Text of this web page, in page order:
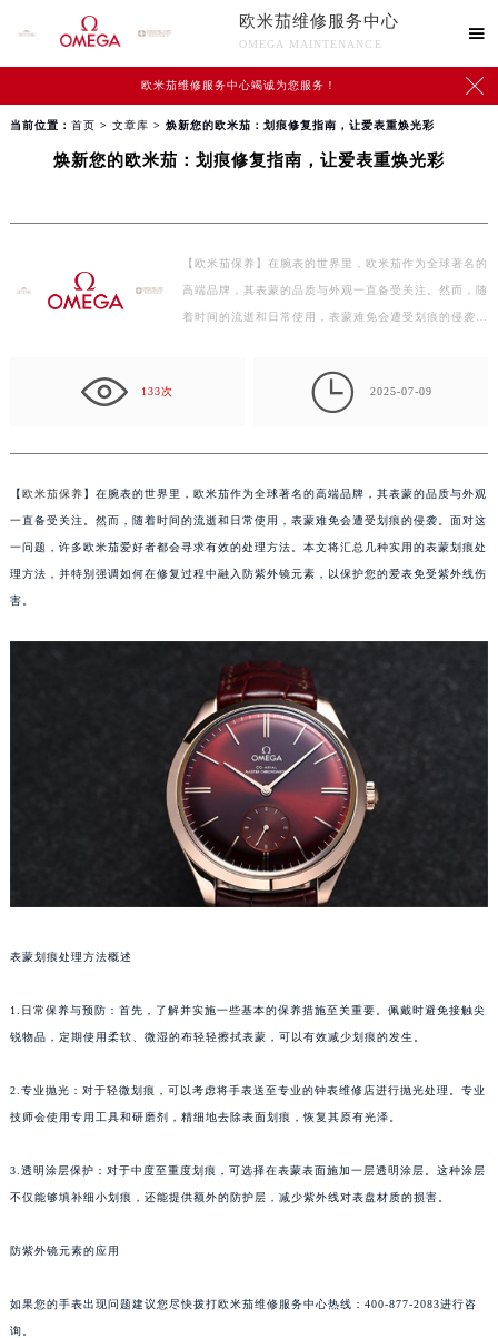
欧米茄维修服务中心
OMEGA MAINTENANCE

欧米茄维修服务中心竭诚为您服务！ 
当前位置： 首页 > 文章库 > 焕新您的欧米茄：划痕修复指南，让爱表重焕光彩
焕新您的欧米茄：划痕修复指南，让爱表重焕光彩
【欧米茄保养】在腕表的世界里，欧米茄作为全球著名的
高端品牌，其表蒙的品质与外观一直备受关注。然而，随
着时间的流逝和日常使用，表蒙难免会遭受划痕的侵袭。
133次  2025-07-09
【欧米茄保养】在腕表的世界里，欧米茄作为全球著名的高端品牌，其表蒙的品质与外观
一直备受关注。然而，随着时间的流逝和日常使用，表蒙难免会遭受划痕的侵袭。面对这
一问题，许多欧米茄爱好者都会寻求有效的处理方法。本文将汇总几种实用的表蒙划痕处
理方法，并特别强调如何在修复过程中融入防紫外镜元素，以保护您的爱表免受紫外线伤
害。
表蒙划痕处理方法概述
1.日常保养与预防：首先，了解并实施一些基本的保养措施至关重要。佩戴时避免接触尖
锐物品，定期使用柔软、微湿的布轻轻擦拭表蒙，可以有效减少划痕的发生。
2.专业抛光：对于轻微划痕，可以考虑将手表送至专业的钟表维修店进行抛光处理。专业
技师会使用专用工具和研磨剂，精细地去除表面划痕，恢复其原有光泽。
3.透明涂层保护：对于中度至重度划痕，可选择在表蒙表面施加一层透明涂层。这种涂层
不仅能够填补细小划痕，还能提供额外的防护层，减少紫外线对表盘材质的损害。
防紫外镜元素的应用
如果您的手表出现问题建议您尽快拨打欧米茄维修服务中心热线：400-877-2083进行咨
询。